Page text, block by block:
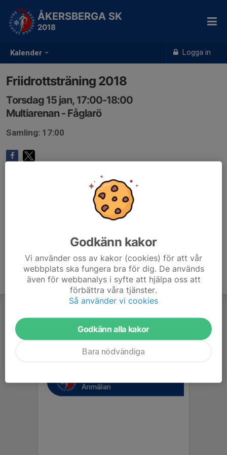
Kalender Logga in
ÅKERSBERGA SK
2018
Friidrottsträning 2018
Torsdag 15 jan, 17:00-18:00
Multiarenan - Fåglarö
Samling: 17:00
Godkänn kakor
Vi använder oss av kakor (cookies) för att vår
webbplats ska fungera bra för dig. De används
även för webbanalys i syfte att hjälpa oss att
förbättra våra tjänster.
Så använder vi cookies
Godkänn alla kakor
Bara nödvändiga